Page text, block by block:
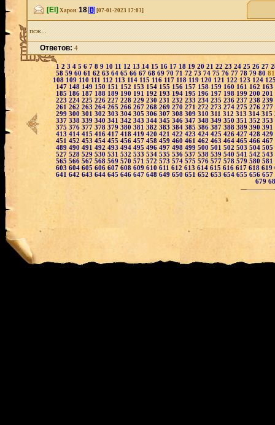
[El] Харон. 18 [i] [07-01-2023 17:03]
псж...
Ответов:4
1 2 3 4 5 6 7 8 9 10 11 12 1314 15 16 17 18 19 20 21 22 23 24 25 26 27
58 59 60 61 62 63 64 65 66 67 68 69 70 71 72 73 74 75 76 77 78 79 80
108 109 110 111 112 113 114 115 116 117 118 119 120 121 122 123 124
147 148 149 150 151 152 153 154 155 156 157 158 159 160 161 162 163
185 186 187 188 189 190 191 192 193 194 195 196 197 198 199 200 201
223 224 225 226 227 228 229 230 231 232 233 234 235 236 237 238 239
261 262 263 264 265 266 267 268 269 270 271 272 273 274 275 276 277
299 300 301 302 303 304 305 306 307 308 309 310 311 312 313 314 315
337 338 339 340 341 342 343 344 345 346 347 348 349 350 351 352 353
375 376 377 378 379 380 381 382 383 384 385 386 387 388 389 390 391
413 414 415 416 417 418 419 420 421 422 423 424 425 426 427 428 429
451 452 453 454 455 456 457 458 459 460 461 462 463 464 465 466 467
489 490 491 492 493 494 495 496 497 498 499 500 501 502 503 504 505
527 528 529 530 531 532 533 534 535 536 537 538 539 540 541 542 543
565 566 567 568 569 570 571 572 573 574 575 576 577 578 579 580 581
603 604 605 606 607 608 609 610 611 612 613 614 615 616 617 618 619
641 642 643 644 645 646 647 648 649 650 651 652 653 654 655 656 657
679